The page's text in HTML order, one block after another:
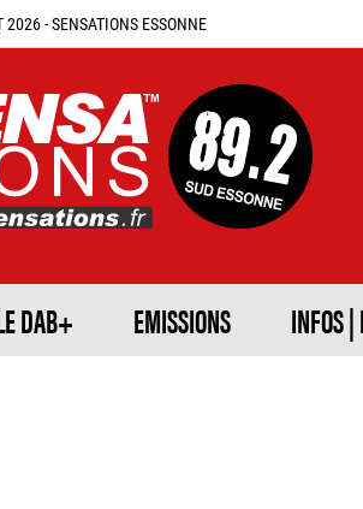
- SENSATIONS ESSONNE
DAB+ EMISSIONS INFOS